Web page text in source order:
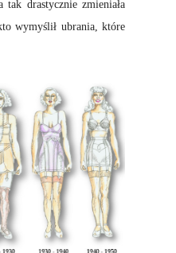
tak drastycznie zmieniała
wymyślił ubrania, które